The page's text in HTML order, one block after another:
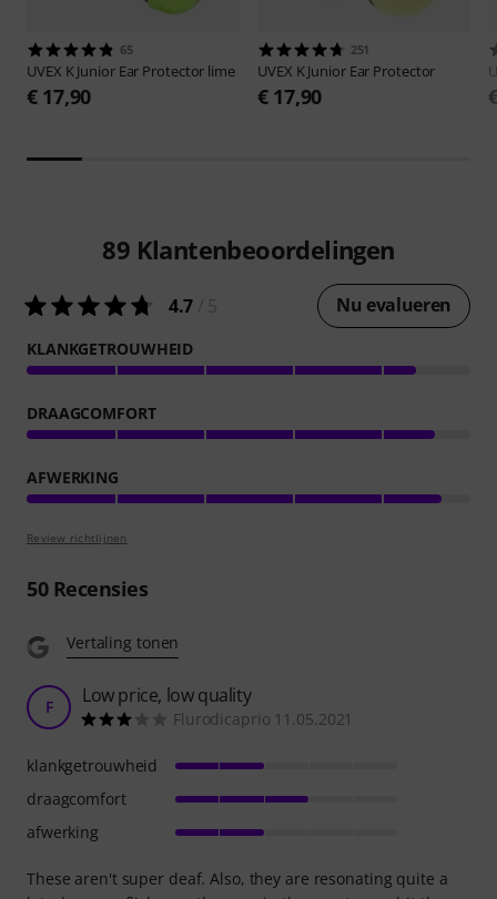
65
UVEX K Junior Ear Protector lime
€ 17,90
251
UVEX K Junior Ear Protector
€ 17,90
89 Klantenbeoordelingen
4.7 Nu evalueren
KLANKGETROUWHEID
DRAAGCOMFORT
AFWERKING
Review richtlijnen
50Recensies
Vertaling tonen
F Low price, low quality
Flurodicaprio 11.05.2021
These aren't super deaf. Also, they are resonating quite a
klankgetrouwheid
draagcomfort
afwerking